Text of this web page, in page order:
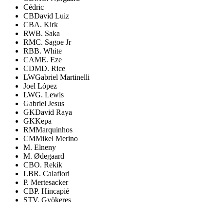
Cédric
CBDavid Luiz
CBA. Kirk
RWB. Saka
RMC. Sagoe Jr
RBB. White
CAME. Eze
CDMD. Rice
LWGabriel Martinelli
Joel López
LWG. Lewis
Gabriel Jesus
GKDavid Raya
GKKepa
RMMarquinhos
CMMikel Merino
M. Elneny
M. Ødegaard
CBO. Rekik
LBR. Calafiori
P. Mertesacker
CBP. Hincapié
STV. Gyökeres